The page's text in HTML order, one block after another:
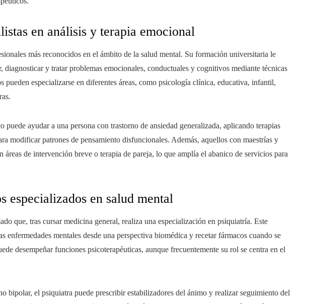
en análisis y terapia emocional
más reconocidos en el ámbito de la salud mental. Su formación universitaria le
diagnosticar y tratar problemas emocionales, conductuales y cognitivos mediante técnicas
pueden especializarse en diferentes áreas, como psicología clínica, educativa, infantil,
ayudar a una persona con trastorno de ansiedad generalizada, aplicando terapias
modificar patrones de pensamiento disfuncionales. Además, aquellos con maestrías y
áreas de intervención breve o terapia de pareja, lo que amplía el abanico de servicios para
especializados en salud mental
que, tras cursar medicina general, realiza una especialización en psiquiatría. Este
enfermedades mentales desde una perspectiva biomédica y recetar fármacos cuando se
desempeñar funciones psicoterapéuticas, aunque frecuentemente su rol se centra en el
bipolar, el psiquiatra puede prescribir estabilizadores del ánimo y realizar seguimiento del